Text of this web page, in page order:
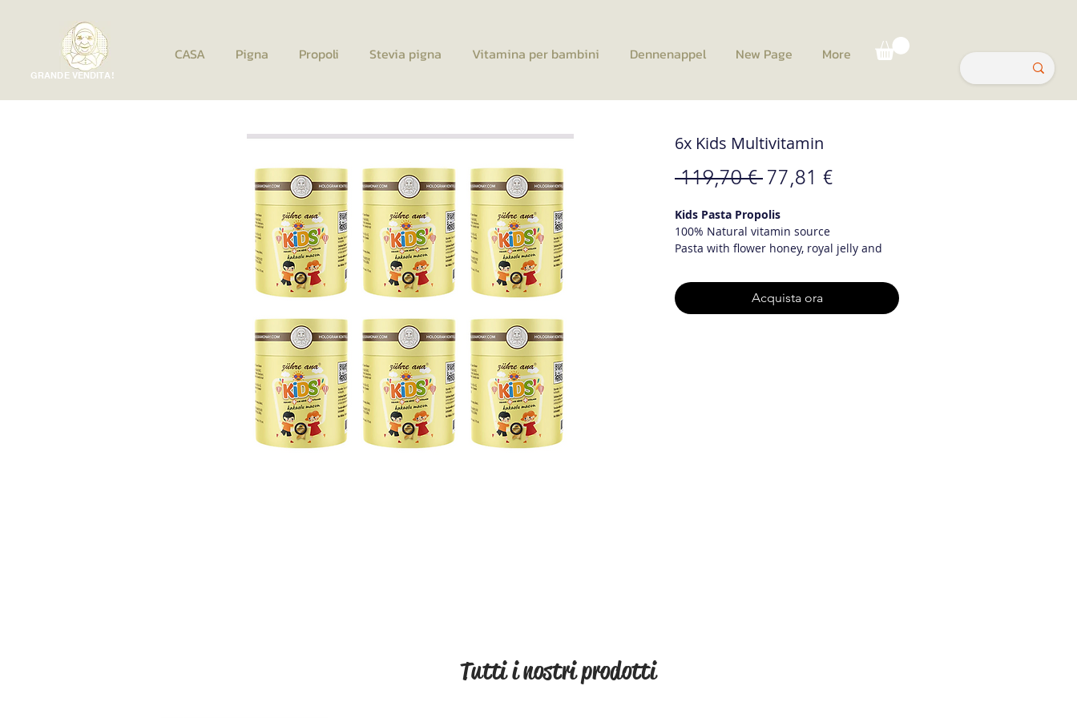
GRANDE VENDITA!
CASA Pigna Propoli Stevia pigna Vitamina per bambini Dennenappel New Page More
6x Kids Multivitamin
119,70 € Prezzo
77,81 €Prezzo
Kids Pasta Propolis
100% Natural vitamin source
Pasta with flower honey, royal jelly and
cocoa! Kids love it.
The advantages :
Acquista ora
Tutti i nostri prodotti